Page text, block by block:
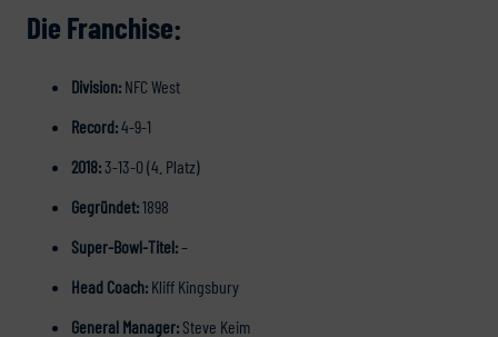
Die Franchise:
Division: NFC West
Record:4-9-1
2018:3-13-0 (4. Platz)
Gegründet:1898
Super-Bowl-Titel:–
Head Coach: Kliff Kingsbury
General Manager: Steve Keim